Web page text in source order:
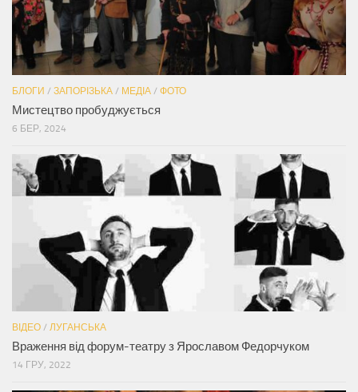
БЛОГИ / ЗАПОРІЗЬКА / МЕДІА / ФОТО
Мистецтво пробуджується
6 БЕР, 2024
ВІДЕО / ЛУГАНСЬКА
Враження від форум-театру з Ярославом Федорчуком
14 ГРУ, 2022